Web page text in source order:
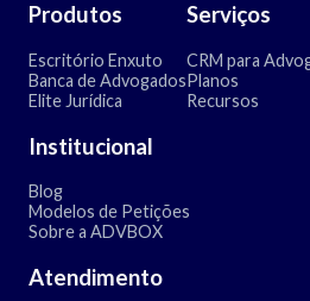
Produtos
Escritório Enxuto
Banca de Advogados
Elite Jurídica
Serviços
CRM para
Planos
Recursos
Institucional
Blog
Modelos de Petições
Sobre a ADVBOX
Atendimento